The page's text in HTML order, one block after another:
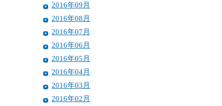
2016年09月
2016年08月
2016年07月
2016年06月
2016年05月
2016年04月
2016年03月
2016年02月